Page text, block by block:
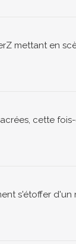
mettant en
cette
s'étoffer